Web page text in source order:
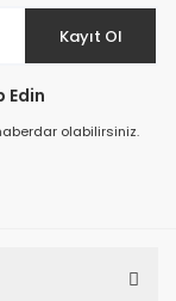
Kayıt Ol
Edin
olabilirsiniz.